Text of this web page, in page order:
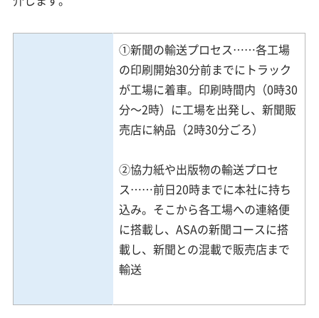
①新聞の輸送プロセス……各工場
の印刷開始30分前までにトラック
が工場に着車。印刷時間内（0時30
分～2時）に工場を出発し、新聞販
売店に納品（2時30分ごろ）
②協力紙や出版物の輸送プロセ
ス……前日20時までに本社に持ち
込み。そこから各工場への連絡便
に搭載し、ASAの新聞コースに搭
載し、新聞との混載で販売店まで
輸送